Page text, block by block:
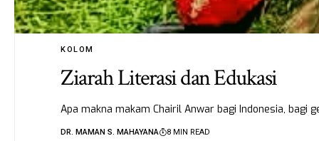
KOLOM
Ziarah Literasi dan Edukasi
Apa makna makam Chairil Anwar bagi Indonesia, bagi
DR. MAMAN S. MAHAYANA 8 MIN READ